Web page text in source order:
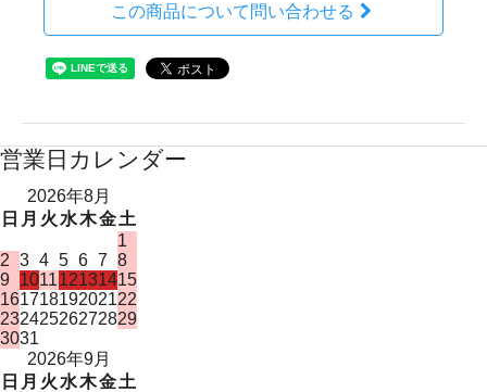
この商品について問い合わせる
営業日カレンダー
2026年8月
日 月 火 水木金土
1
2 3 4 5 6 7 8
9 101112131415
16171819202122
23242526272829
3031
2026年9月
日 月 火 水木金土